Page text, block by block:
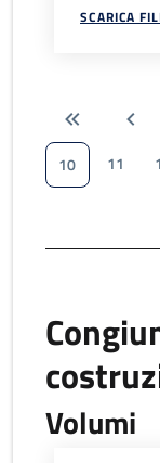
SCARICA
10
11
Volumi